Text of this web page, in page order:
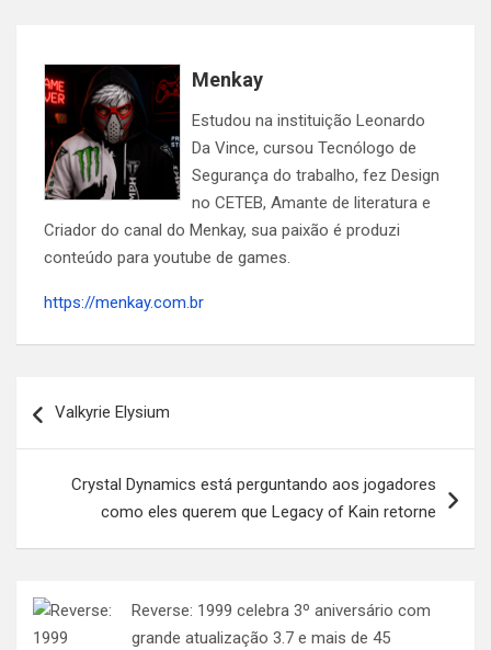
Menkay
Estudou na instituição Leonardo
Da Vince, cursou Tecnólogo de
Segurança do trabalho, fez Design
no CETEB, Amante de literatura e
Criador do canal do Menkay, sua paixão é produzi
conteúdo para youtube de games.
https://menkay.com.br
de
Valkyrie Elysium
Crystal Dynamics está perguntando aos jogadores
como eles querem que Legacy of Kain retorne
Reverse: 1999 celebra 3º aniversário com
grande atualização 3.7 e mais de 45